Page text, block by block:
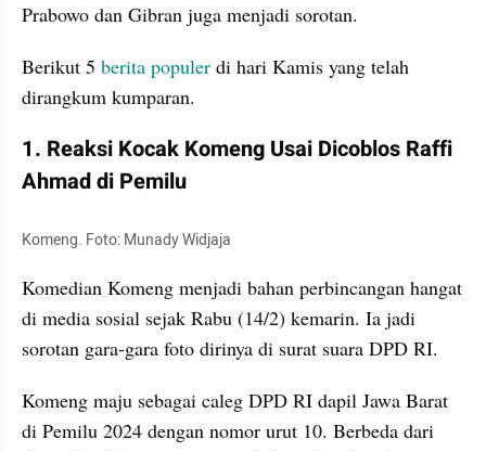
Prabowo dan Gibran juga menjadi sorotan.
Berikut 5 berita populer di hari Kamis yang telah
dirangkum kumparan.
1. Reaksi Kocak Komeng Usai Dicoblos Raffi
Ahmad di Pemilu
Komeng. Foto: Munady Widjaja
Komedian Komeng menjadi bahan perbincangan hangat
di media sosial sejak Rabu (14/2) kemarin. Ia jadi
sorotan gara-gara foto dirinya di surat suara DPD RI.
Komeng maju sebagai caleg DPD RI dapil Jawa Barat
di Pemilu 2024 dengan nomor urut 10. Berbeda dari